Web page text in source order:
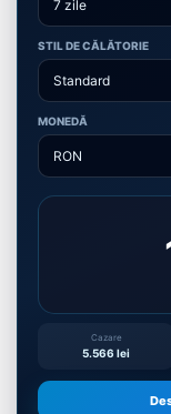
STIL DE CĂLĂTORIE
MONEDĂ
Cazare
5.566 lei